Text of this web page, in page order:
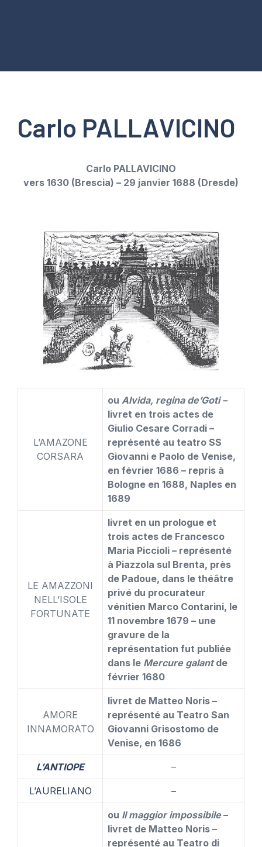
Carlo PALLAVICINO
Carlo PALLAVICINO
vers 1630 (Brescia) – 29 janvier 1688 (Dresde)
L’AMAZONE
CORSARA
ou Alvida, regina de’Goti –
livret en trois actes de
Giulio Cesare Corradi –
représenté au teatro SS
Giovanni e Paolo de Venise,
en février 1686 – repris à
Bologne en 1688, Naples en
1689
LE AMAZZONI
NELL’ISOLE
FORTUNATE
livret en un prologue et
trois actes de Francesco
Maria Piccioli – représenté
à Piazzola sul Brenta, près
de Padoue, dans le théâtre
privé du procurateur
vénitien Marco Contarini, le
11 novembre 1679 – une
gravure de la
représentation fut publiée
dans le Mercure galantde
février 1680
AMORE
INNAMORATO
livret de Matteo Noris –
représenté au Teatro San
Giovanni Grisostomo de
Venise, en 1686
L’ANTIOPE –
L’AURELIANO –
ou Il maggior impossibile–
livret de Matteo Noris –
représenté au Teatro di